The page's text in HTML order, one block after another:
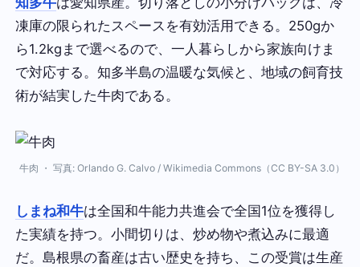
凍庫の限られたスペースを有効活用できる。250gか
ら1.2kgまで選べるので、一人暮らしから家族向けま
で対応する。知多半島の温暖な気候と、地域の飼育技
術が結実した牛肉である。
牛肉 ・ 写真: Orlando G. Calvo / Wikimedia Commons（CC BY-SA 3.0）
しまね和牛は全国和牛能力共進会で全国1位を獲得し
た実績を持つ。小間切りは、炒め物や煮込みに最適
だ。島根県の畜産は古い歴史を持ち、この受賞は生産